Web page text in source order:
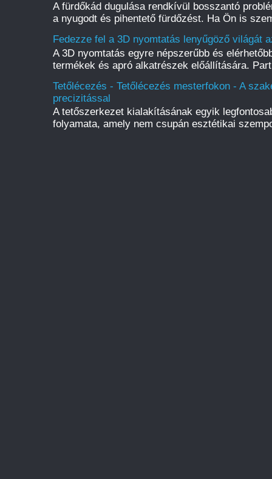
A fürdőkád dugulása rendkívül bosszantó
a nyugodt és pihentető fürdőzést. Ha Ön is
Fedezze fel a 3D nyomtatás lenyűgöző világát
A 3D nyomtatás egyre népszerűbb és
termékek és apró alkatrészek előállítására.
Tetőlécezés - Tetőlécezés mesterfokon - A
precizitással
A tetőszerkezet kialakításának egyik
folyamata, amely nem csupán esztétikai